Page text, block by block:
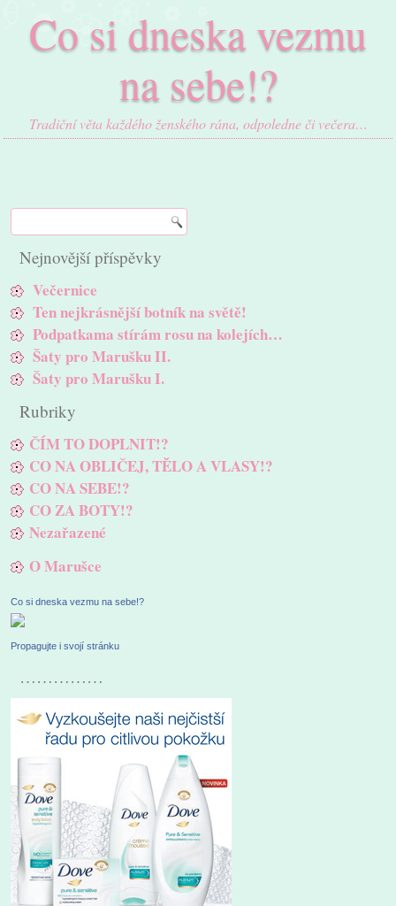
Co si dneska vezmu
na sebe!?
Tradiční věta každého ženského rána, odpoledne či večera…
Nejnovější příspěvky
Večernice
Ten nejkrásnější botník na světě!
Podpatkama stírám rosu na kolejích…
Šaty pro Marušku II.
Šaty pro Marušku I.
Rubriky
ČÍM TO DOPLNIT!?
CO NA OBLIČEJ, TĚLO A VLASY!?
CO NA SEBE!?
CO ZA BOTY!?
Nezařazené
O Marušce
Co si dneska vezmu na sebe!?
Propagujte i svojí stránku
……………